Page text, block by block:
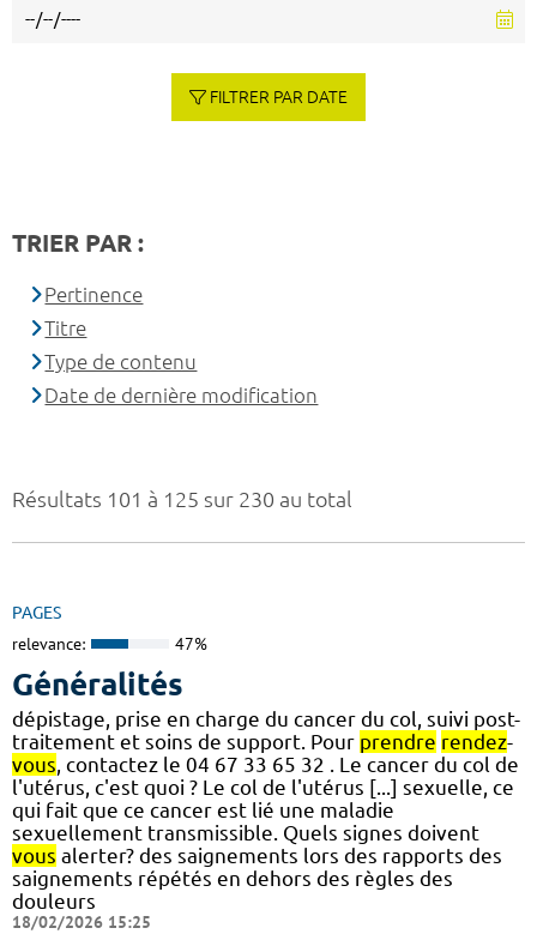
Résultats 101 à 125 sur 230 au total
PAGES
relevance: 47%
Généralités
dépistage, prise en charge du cancer du col, suivi post-
traitement et soins de support. Pour prendre rendez-
vous , contactez le 04 67 33 65 32 . Le cancer du col de
l'utérus, c'est quoi ? Le col de l'utérus [...] sexuelle, ce
qui fait que ce cancer est lié une maladie
sexuellement transmissible. Quels signes doivent
vous alerter? des saignements lors des rapports des
saignements répétés en dehors des règles des
douleurs
18/02/2026 15:25
FILTRER PAR DATE
TRIER PAR :
Pertinence
Titre
Type de contenu
Date de dernière modification